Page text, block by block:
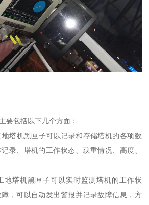
要包括以下几个方面：
塔机黑匣子可以记录和存储塔机的各项数
录、塔机的工作状态、载重情况、高度、
地塔机黑匣子可以实时监测塔机的工作状
，可以自动发出警报并记录故障信息，方